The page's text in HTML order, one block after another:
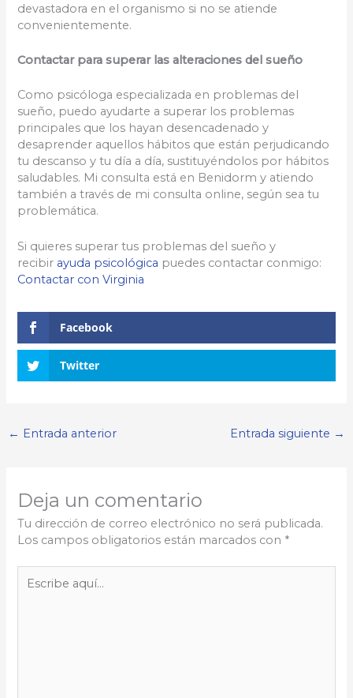
devastadora en el organismo si no se atiende
convenientemente.
Contactar para superar las alteraciones del sueño
Como psicóloga especializada en problemas del
sueño, puedo ayudarte a superar los problemas
principales que los hayan desencadenado y
desaprender aquellos hábitos que están perjudicando
tu descanso y tu día a día, sustituyéndolos por hábitos
saludables. Mi consulta está en Benidorm y atiendo
también a través de mi consulta online, según sea tu
problemática.
Si quieres superar tus problemas del sueño y
recibir ayuda psicológica puedes contactar conmigo:
Contactar con Virginia
Facebook
Twitter
← Entrada anterior Entrada siguiente →
Deja un comentario
Tu dirección de correo electrónico no será publicada.
Los campos obligatorios están marcados con *
aquí...